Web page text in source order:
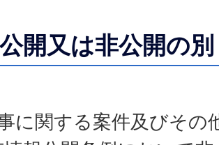
開又は非公開の別
に関する案件及びその